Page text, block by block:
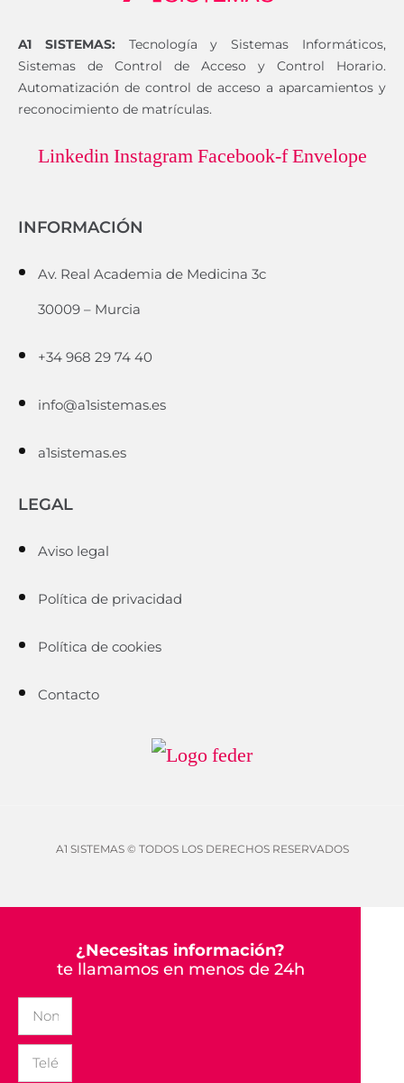
A1 SISTEMAS:Tecnología y Sistemas Informáticos,
Sistemas de Control de Acceso y Control Horario.
Automatización de control de acceso a aparcamientos y
reconocimiento de matrículas.
LinkedinInstagramFacebook-fEnvelope
INFORMACIÓN
Av. Real Academia de Medicina 3c
30009 – Murcia
+34 968 29 74 40
info@a1sistemas.es
a1sistemas.es
LEGAL
Aviso legal
Política de privacidad
Política de cookies
Contacto
A1 SISTEMAS © TODOS LOS DERECHOS RESERVADOS
¿Necesitas información?
te llamamos en menos de 24h